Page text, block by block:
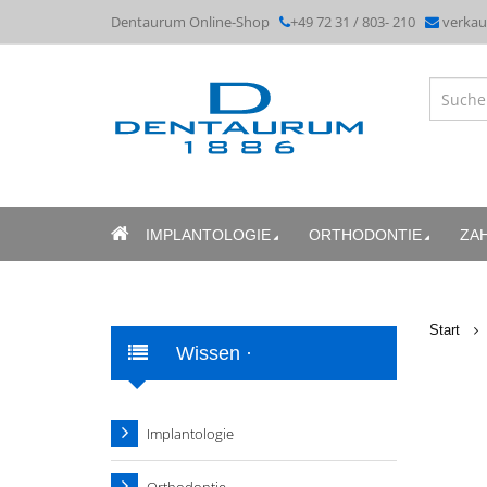
Dentaurum Online-Shop +49 72 31 / 803- 210
IMPLANTOLOGIE ORTHODONTIE
Start
Wissen ·
Praxismarketing
Implantologie